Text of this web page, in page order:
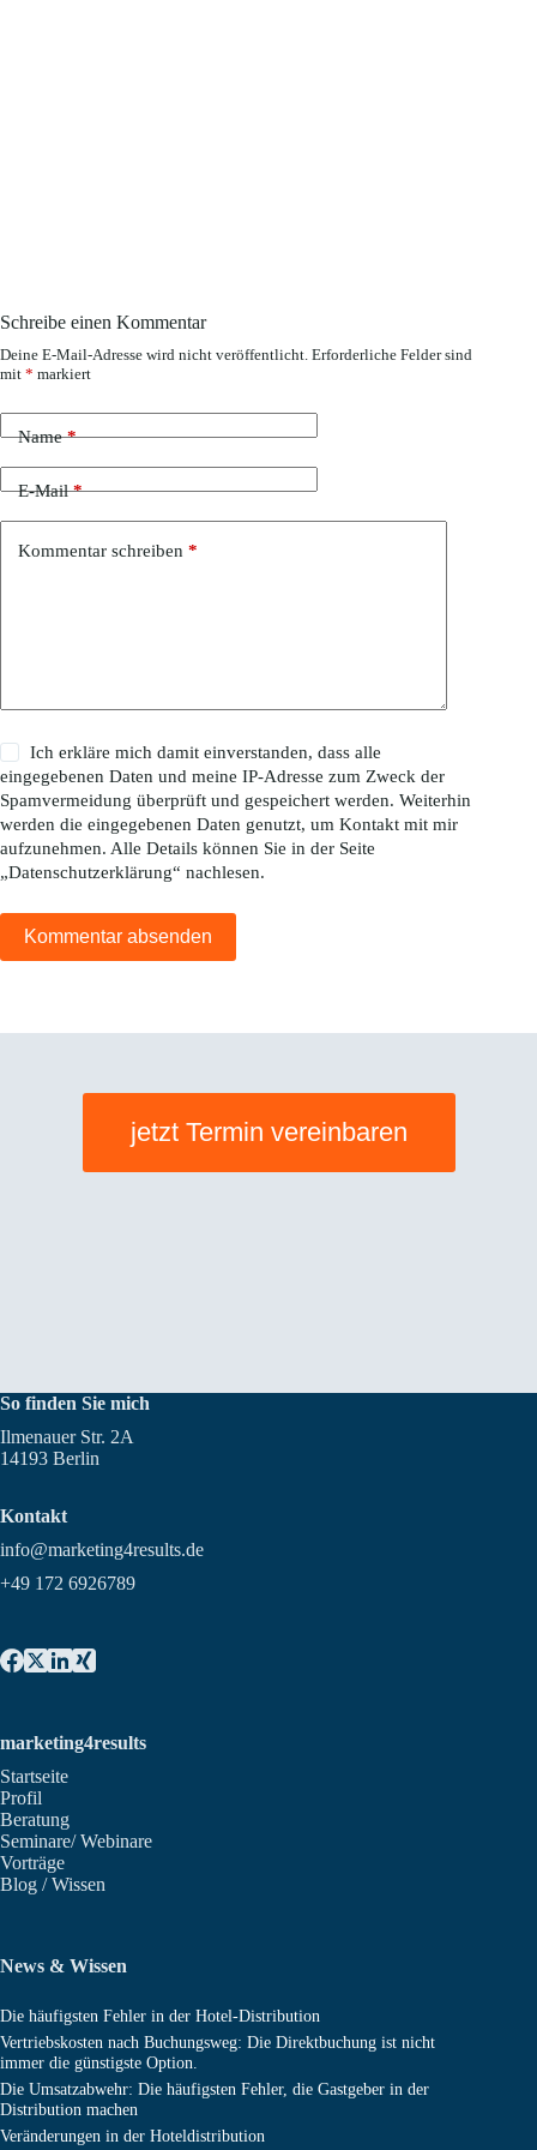
Schreibe einen Kommentar
Deine E-Mail-Adresse wird nicht veröffentlicht. Erforderliche Felder sind
mit * markiert
Name*
E-Mail*
Kommentar schreiben *
Ich erkläre mich damit einverstanden, dass alle
eingegebenen Daten und meine IP-Adresse zum Zweck der
Spamvermeidung überprüft und gespeichert werden. Weiterhin
werden die eingegebenen Daten genutzt, um Kontakt mit mir
aufzunehmen. Alle Details können Sie in der Seite
„Datenschutzerklärung“ nachlesen.
Kommentar absenden
jetzt Termin vereinbaren
So finden Sie mich
Ilmenauer Str. 2A
14193 Berlin
Kontakt
info@marketing4results.de
+49 172 6926789
marketing4results
Startseite
Profil
Beratung
Seminare/ Webinare
Vorträge
Blog / Wissen
News & Wissen
Die häufigsten Fehler in der Hotel-Distribution
Vertriebskosten nach Buchungsweg: Die Direktbuchung ist nicht
immer die günstigste Option.
Die Umsatzabwehr: Die häufigsten Fehler, die Gastgeber in der
Distribution machen
Veränderungen in der Hoteldistribution